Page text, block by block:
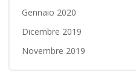
Gennaio 2020
Dicembre 2019
Novembre 2019